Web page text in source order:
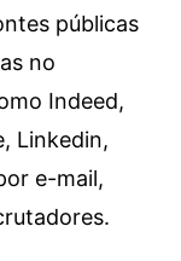
públicas
no
Indeed,
Linkedin,
e-mail,